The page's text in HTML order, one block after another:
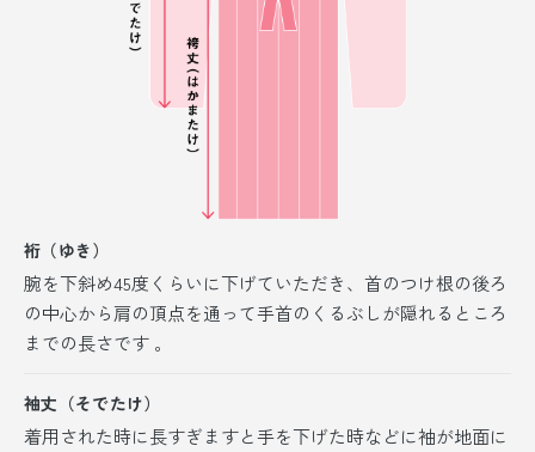
裄（ゆき）
腕を下斜め45度くらいに下げていただき、首のつけ根の後ろ
の中心から肩の頂点を通って手首のくるぶしが隠れるところ
までの長さです 。
袖丈（そでたけ）
着用された時に長すぎますと手を下げた時などに袖が地面に